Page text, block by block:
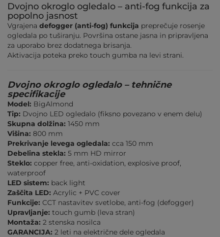
Dvojno okroglo ogledalo – anti-fog funkcija za
popolno jasnost
Vgrajena defogger (anti-fog) funkcija preprečuje rosenje
ogledala po tuširanju. Površina ostane jasna in pripravljena
za uporabo brez dodatnega brisanja.
Aktivacija poteka preko touch gumba na levi strani.
Dvojno okroglo ogledalo – tehnične
specifikacije
Model: BigAlmond
Tip: Dvojno LED ogledalo (fiksno povezano v enem delu)
Skupna dolžina: 1450 mm
Višina: 800 mm
Prekrivanje levega ogledala: cca 150 mm
Debelina stekla: 5 mm HD mirror
Steklo: copper free, anti-oxidation, explosive proof,
waterproof
LED sistem: back light
Zaščita LED: Acrylic + PVC cover
Funkcije: CCT nastavitev svetlobe, anti-fog (defogger)
Upravljanje: touch gumb (leva stran)
Montaža: 2 stenska nosilca
GARANCIJA: 2 leti na električne dele ogledala